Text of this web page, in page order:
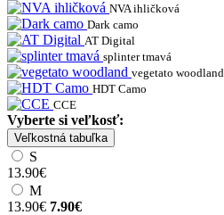
NVA ihličková
Dark camo
AT Digital
splinter tmavá
vegetato woodland
HDT Camo
CCE
Vyberte si veľkosť:
Veľkostná tabuľka
S
13.90€
M
13.90€ 7.90€